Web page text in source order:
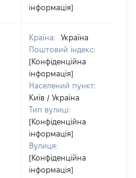
інформація]
Країна:
Україна
Поштовий індекс:
[Конфіденційна
інформація]
Населений пункт:
Київ / Україна
Тип вулиці:
[Конфіденційна
інформація]
Вулиця:
[Конфіденційна
інформація]